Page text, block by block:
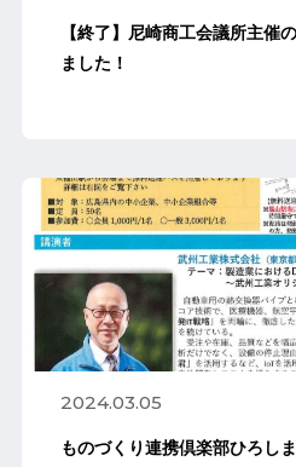
【終了】尼崎商工会議所主催
ました！
2024.03.05
ものづくり連携倶楽部ひろし